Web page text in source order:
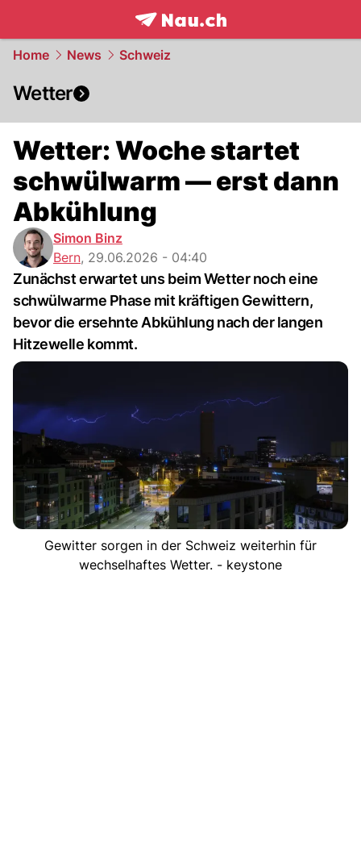
frontpage.NAU.ch
Home News Schweiz
Wetter
Wetter: Woche startet
schwülwarm — erst dann
Abkühlung
Simon Binz
Bern, 29.06.2026 - 04:40
Zunächst erwartet uns beim Wetter noch eine
schwülwarme Phase mit kräftigen Gewittern,
bevor die ersehnte Abkühlung nach der langen
Hitzewelle kommt.
Gewitter sorgen in der Schweiz weiterhin für
wechselhaftes Wetter. - keystone